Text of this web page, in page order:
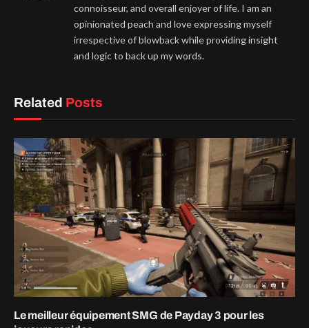
connoisseur, and overall enjoyer of life. I am an
opinionated peach and love expressing myself
irrespective of blowback while providing insight
and logic to back up my words.
Related Posts
Le meilleur équipement SMG de Payday 3 pour les